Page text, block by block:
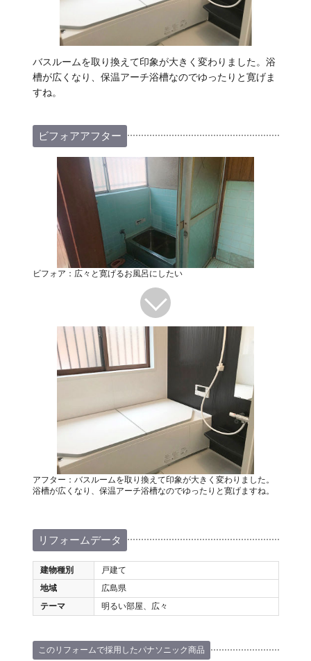
バスルームを取り換えて印象が大きく変わりました。浴
槽が広くなり、保温アーチ浴槽なのでゆったりと寛げま
すね。
ビフォアアフター
ビフォア：広々と寛げるお風呂にしたい
アフター：バスルームを取り換えて印象が大きく変わりました。
浴槽が広くなり、保温アーチ浴槽なのでゆったりと寛げますね。
リフォームデータ
建物種別
戸建て
地域
広島県
テーマ
明るい部屋、広々
このリフォームで採用したパナソニック商品